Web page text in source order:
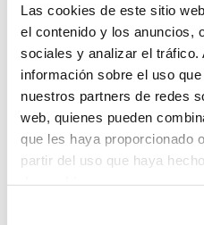
Las cookies de este sitio
el contenido y los anuncios,
sociales y analizar el tráfico.
información sobre el uso
nuestros partners de redes
web, quienes pueden
que les haya proporcionado
partir del uso que haya
¿Has olvidado tu contraseña?